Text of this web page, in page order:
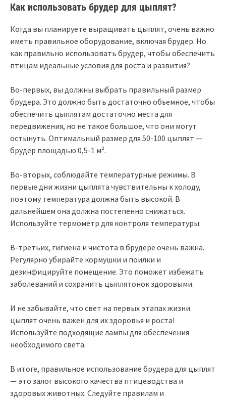
Как использовать брудер для цыплят?
Когда вы планируете выращивать цыплят, очень важно
иметь правильное оборудование, включая брудер. Но
как правильно использовать брудер, чтобы обеспечить
птицам идеальные условия для роста и развития?
Во-первых, вы должны выбрать правильный размер
брудера. Это должно быть достаточно объемное, чтобы
обеспечить цыплятам достаточно места для
передвижения, но не такое большое, что они могут
остынуть. Оптимальный размер для 50-100 цыплят —
брудер площадью 0,5-1 м².
Во-вторых, соблюдайте температурные режимы. В
первые дни жизни цыплята чувствительны к холоду,
поэтому температура должна быть высокой. В
дальнейшем она должна постепенно снижаться.
Используйте термометр для контроля температуры.
В-третьих, гигиена и чистота в брудере очень важна.
Регулярно убирайте кормушки и поилки и
дезинфицируйте помещение. Это поможет избежать
заболеваний и сохранить цыплятонок здоровыми.
И не забывайте, что свет на первых этапах жизни
цыплят очень важен для их здоровья и роста!
Используйте подходящие лампы для обеспечения
необходимого света.
В итоге, правильное использование брудера для цыплят
— это залог высокого качества птицеводства и
здоровых животных. Следуйте правилам и